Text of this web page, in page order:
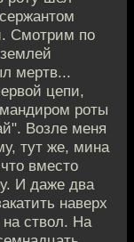
Смотрим по
мертв...
цепи,
роты
Возле меня
тут же, мина
вместо
И даже два
наверх
ствол. На